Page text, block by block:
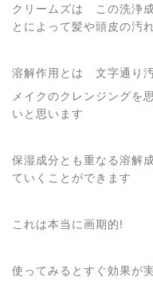
クリームズは この洗浄
とによって髪や頭皮の汚
溶解作用とは 文字通り
メイクのクレンジングを
いと思います
保湿成分とも重なる溶解
ていくことができます
これは本当に画期的!
使ってみるとすぐ効果が